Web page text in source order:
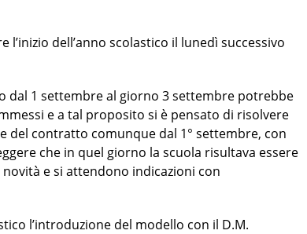
dell’anno scolastico il lunedì successivo
dal 1 settembre al giorno 3 settembre potrebbe
e a tal proposito si è pensato di risolvere
del contratto comunque dal 1° settembre, con
che in quel giorno la scuola risultava essere
e si attendono indicazioni con
l’introduzione del modello con il D.M.